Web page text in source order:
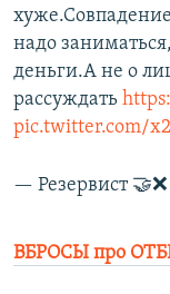
надо
деньги.А не о
рассуждать
pic.twitter.com/
— Резервист
ВБРОСЫ про